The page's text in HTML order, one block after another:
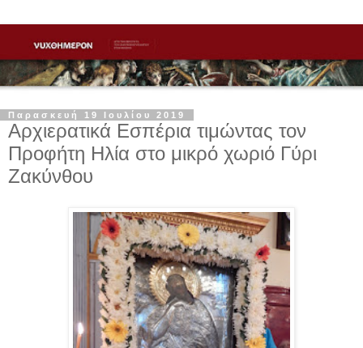
Παρασκευή 19 Ιουλίου 2019
Αρχιερατικά Εσπέρια τιμώντας τον
Προφήτη Ηλία στο μικρό χωριό Γύρι
Ζακύνθου